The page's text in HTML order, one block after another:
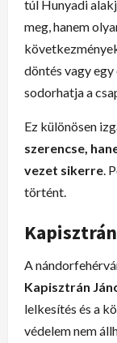
túl Hunyadi
meg, hanem
döntés vagy
sodorhatja a
Ez különösen
szerencse,
vezet sikerre .
történt.
A
Kapisztrán
lelkesítés és a
védelem nem